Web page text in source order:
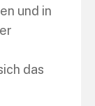
und in
das